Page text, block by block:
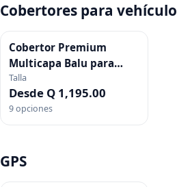
Cobertores para vehículo
Cobertor Premium
Multicapa Balu para
Vehículo
Talla
Desde Q 1,195.00
9opciones
GPS